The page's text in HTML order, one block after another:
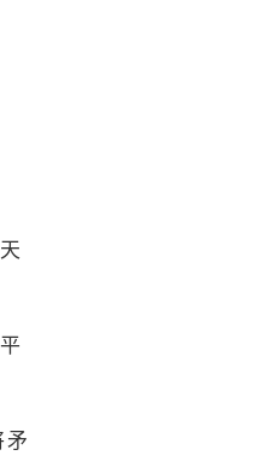
矛